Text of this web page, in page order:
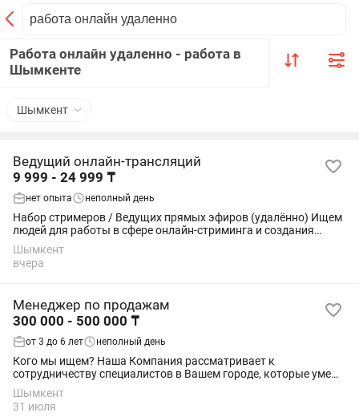
Работа онлайн удаленно - работа в
Шымкенте
Шымкент
Ведущий онлайн-трансляций
9 999 - 24 999 ₸
нет опыта неполный день
Набор стримеров / Ведущих прямых эфиров (удалённо) Ищем
людей для работы в сфере онлайн-стриминга и создания
развлекательного контента. Что нужно делать: — проводить
прямые эфиры; — общаться с...
Шымкент
вчера
Менеджер по продажам
300 000 - 500 000 ₸
от 3 до 6 лет неполный день
Кого мы ищем? Наша Компания рассматривает к
сотрудничеству специалистов в Вашем городе, которые умеют
продавать, работать с клиентами и доводить сделки до
результата. Сфера деятельности...
Шымкент
31 июля